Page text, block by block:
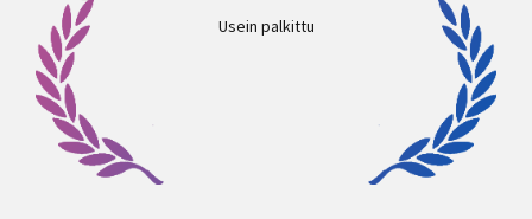
Usein palkittu